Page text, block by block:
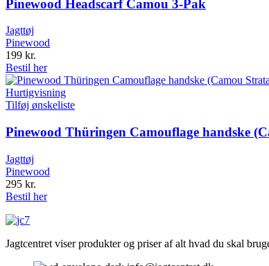
Pinewood Headscarf Camou 3-Pak
Jagttøj
Pinewood
199 kr.
Bestil her
Hurtigvisning
Tilføj ønskeliste
Pinewood Thüringen Camouflage handske
Jagttøj
Pinewood
295 kr.
Bestil her
Jagtcentret viser produkter og priser af alt hvad du skal